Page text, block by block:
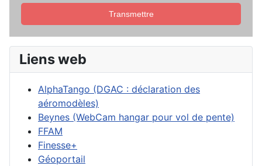
Liens web
AlphaTango (DGAC : déclaration des
aéromodèles)
Beynes (WebCam hangar pour vol de pente)
FFAM
Finesse+
Géoportail
Transmettre